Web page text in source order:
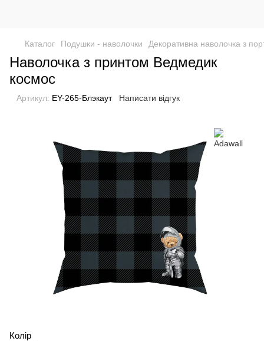
Каталог Подушки - наволочки Декоративна наволочка з
Наволочка з принтом Ведмедик
космос
Артикул: EY-265-Блэкаут Написати відгук
Колір